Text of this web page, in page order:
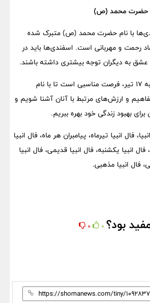
حضرت محمد (ص)
با نام حضرت محمد (ص) متبرک شده
رحمت و مهربانی است. اسفندی‌ها باید در
به دیگران توجه بیشتری داشته باشند.
فال انبیا برای یکشنبه ۱۷ تیر، فرصت مناسبی است تا با نام
و ارزش‌های مرتبط با آنان آشنا شویم و
برای بهبود زندگی خود بهره ببریم.
فال انبیا تیرماه، پیامبران هر ماه، فال انبیا
فال انبیا یکشنبه، فال انبیا قدیمی، فال انبیا
فال انبیا مذهبی.
بود؟ 0
0